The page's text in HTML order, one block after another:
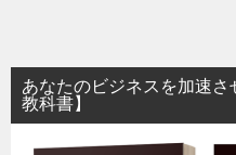
あなたのビジネスを加速
教科書】